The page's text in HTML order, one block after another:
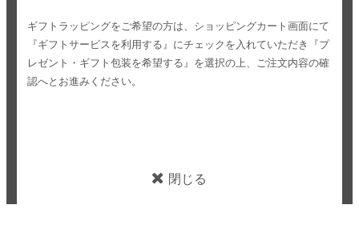
ギフトラッピングをご希望の方は、ショッピングカート画面にて
『ギフトサービスを利用する』にチェックを入れていただき
『プ
レゼント・ギフト包装を希望する』を選択の上、ご注文内容の確
認へとお進みください。
閉じる